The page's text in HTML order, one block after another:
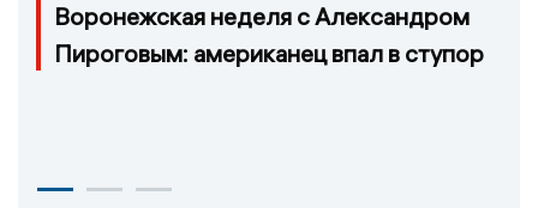
Воронежская неделя с Александром
Пироговым: американец впал в ступор